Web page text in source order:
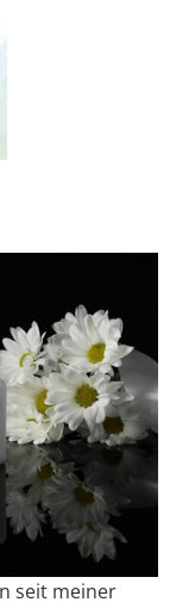
seit meiner